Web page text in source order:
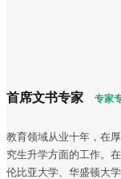
首席文书专家 专家
教育领域从业十年，在
究生升学方面的工作。
伦比亚大学、华盛顿大